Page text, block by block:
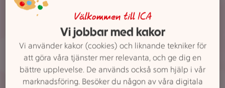
Logga in
Välkommen till ICA
Vi jobbar med kakor
Vi använder kakor (cookies) och liknande tekniker för
att göra våra tjänster mer relevanta, och ge dig en
bättre upplevelse. De används också som hjälp i vår
marknadsföring. Besöker du någon av våra digitala